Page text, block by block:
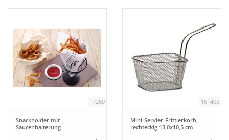
NEU
Gedeckter Tisch
Buffet
Bar
17269
Snackholder mit
Saucenhalterung
161405
Mini-Servier-Frittierkorb,
rechteckig 13,0x10,5 cm